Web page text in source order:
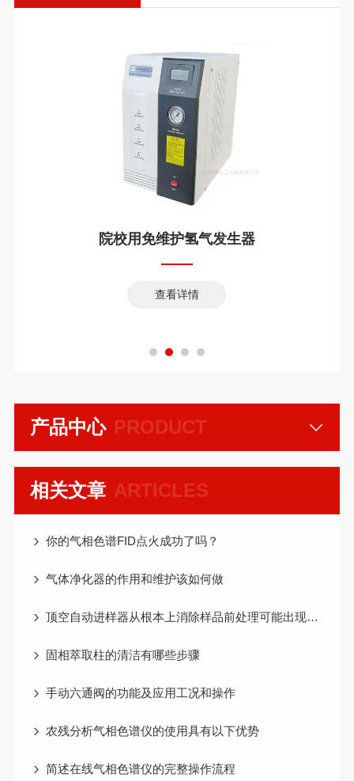
院校用免维护氢气发生器
查看详情
PRODUCT
产品中心
ARTICLES
相关文章
你的气相色谱FID点火成功了吗？
气体净化器的作用和维护该如何做
顶空自动进样器从根本上消除样品前处理可能出现的错误和问题
固相萃取柱的清洁有哪些步骤
手动六通阀的功能及应用工况和操作
农残分析气相色谱仪的使用具有以下优势
简述在线气相色谱仪的完整操作流程